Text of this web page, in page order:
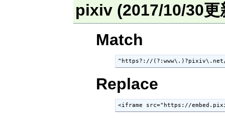
pixiv (2017/10/30
Match
^https?://
Replace
<iframe src="https://